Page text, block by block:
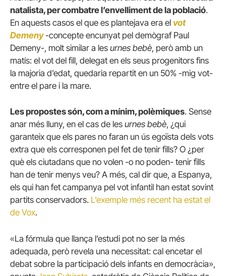
natalista, per combatre l’envelliment de la població.
En aquests casos el que es plantejava era el vot
Demeny-concepte encunyat pel demògraf Paul
Demeny-, molt similar a les urnes bebè, però amb un
matís: el vot del fill, delegat en els seus progenitors fins
la majoria d’edat, quedaria repartit en un 50% -mig vot-
entre el pare i la mare.
Les propostes són, com a mínim, polèmiques. Sense
anar més lluny, en el cas de les urnes bebè, ¿qui
garanteix que els pares no faran un ús egoïsta dels vots
extra que els corresponen pel fet de tenir fills? O ¿per
què els ciutadans que no volen -o no poden- tenir fills
han de tenir menys veu? A més, cal dir que, a Espanya,
els qui han fet campanya pel vot infantil han estat sovint
partits conservadors. L’exemple més recent ha estat el
de Vox.
«La fórmula que llança l’estudi pot no ser la més
adequada, però revela una necessitat: cal encetar el
debat sobre la participació dels infants en democràcia»,